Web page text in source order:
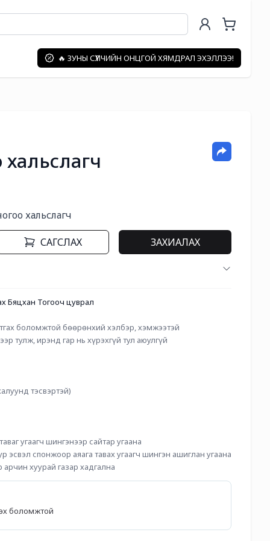
🔥 ЗУНЫ СҮҮЛЧИЙН ОНЦГОЙ ХЯМДРАЛ ЭХЭЛЛЭЭ!
хальслагч
хальслагч
САГСЛАХ ЗАХИАЛАХ
Бяцхан Тогооч цуврал
боломжтой бөөрөнхий хэлбэр, хэмжээтэй
тулж, ирэнд гар нь хүрэхгүй тул аюулгүй
тэсвэртэй)
угаагч шингэнээр сайтар угаана
эсвэл спонжоор аяага тавах угаагч шингэн ашиглан угаана
хуурай газар хадгална
боломжтой